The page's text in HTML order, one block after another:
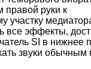
руки к
участку
все эффекты,
SI в нижнее
звуки обычным